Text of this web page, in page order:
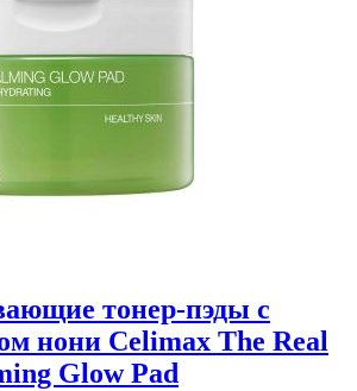
тонер-пэды с
нони Celimax The Real
Glow Pad